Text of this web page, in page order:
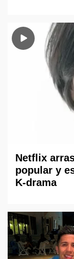
Netflix
popular y
K-drama